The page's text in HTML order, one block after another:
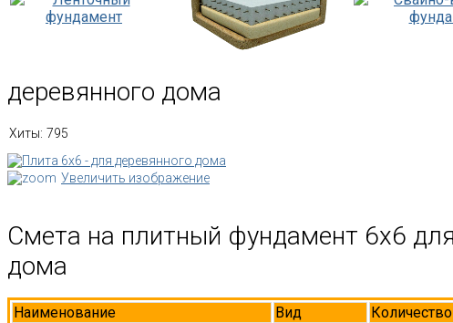
деревянного дома
Хиты: 795
Увеличить изображение
Смета на плитный фундамент 6х6
дома
Наименование Вид Количество